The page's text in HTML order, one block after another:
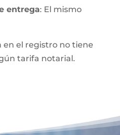
entrega: El mismo
el registro no tiene
tarifa notarial.